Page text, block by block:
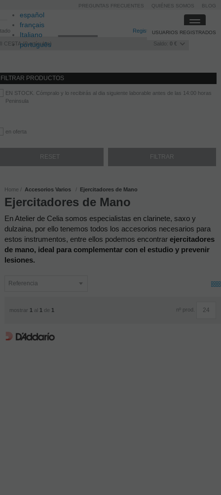
español
français
Italiano
português
Registro /Iniciar sesión
CESTA 0artículos Saldo: 0 €
USUARIOS REGISTRADOS
Toggle
FILTRAR PRODUCTOS
EN STOCK. Cómpralo y lo recibirás al dia siguiente laborable antes de las 14:00 horas
Peninsula
en oferta
Home Accesorios Varios Ejercitadores de Mano
Ejercitadores de Mano
En Atelier de Celia somos especialistas en clarinete, saxo y
dulzaina, por ello tenemos todos los accesorios necesarios para
estos instrumentos, entre ellos podemos encontrar ejercitadores
de mano, ideal para complementar con el estudio y prevenir
lesiones.
mostrar 1 al 1 de 1 nº prod.
PREGUNTAS FRECUENTES QUIÉNES SOMOS BLOG